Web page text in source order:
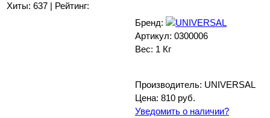
Хиты: 637 | Рейтинг:
Бренд:
Артикул: 0300006
Вес: 1 Кг
Производитель: UNIVERSAL
Цена: 810 руб.
Уведомить о наличии?